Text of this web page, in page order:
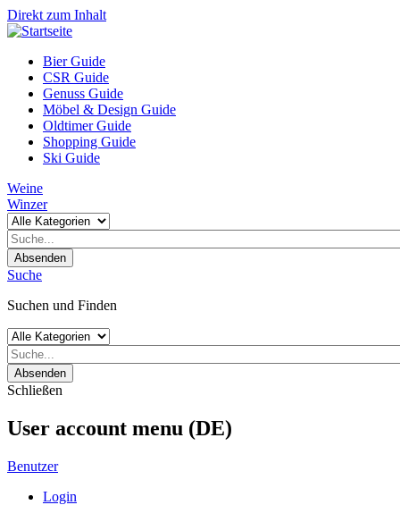
Direkt zum Inhalt
Bier Guide
CSR Guide
Genuss Guide
Möbel & Design Guide
Oldtimer Guide
Shopping Guide
Ski Guide
Weine
Winzer
Absenden
Suche
Suchen und Finden
Absenden
Schließen
User account menu (DE)
Benutzer
Login